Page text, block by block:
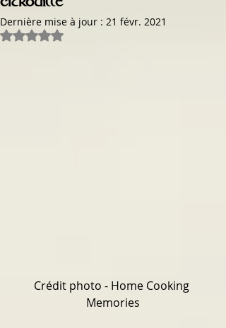
Dernière mise à jour : 21 févr. 2021
Noté NaN étoiles sur 5.
Crédit photo - Home Cooking
Memories